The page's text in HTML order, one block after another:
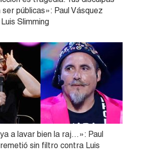
públicas»: Paul Vásquez
Slimming
a lavar bien la raj…»: Paul
sin filtro contra Luis